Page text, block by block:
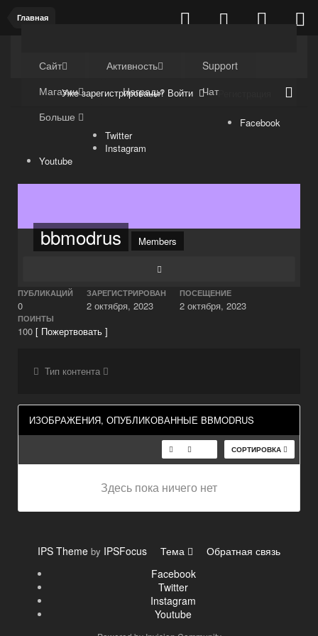
Главная
Сайт Активность
Support
Магазин
Награды
Чат
Больше
Уже зарегистрированы? Войти Регистрация
Facebook
Twitter
Instagram
Youtube
bbmodrus Members
ПУБЛИКАЦИЙ
0
ЗАРЕГИСТРИРОВАН
2 октября, 2023
ПОСЕЩЕНИЕ
2 октября, 2023
ПОИНТЫ
100 [ Пожертвовать ]
Тип контента
ИЗОБРАЖЕНИЯ, ОПУБЛИКОВАННЫЕ BBMODRUS
СОРТИРОВКА
Здесь пока ничего нет
IPS Theme by IPSFocus Тема
Обратная связь
Facebook
Twitter
Instagram
Youtube